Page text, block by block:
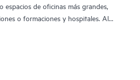
espacios de oficinas más grandes,
o formaciones y hospitales. Al
se ha diseñado sobre estándares
y Target Wait Time (TWT)